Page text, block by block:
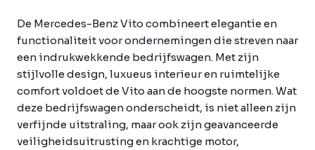
De Mercedes-Benz Vito combineert elegantie en
functionaliteit voor ondernemingen die streven naar
een indrukwekkende bedrijfswagen. Met zijn
stijlvolle design, luxueus interieur en ruimtelijke
comfort voldoet de Vito aan de hoogste normen. Wat
deze bedrijfswagen onderscheidt, is niet alleen zijn
verfijnde uitstraling, maar ook zijn geavanceerde
veiligheidsuitrusting en krachtige motor,